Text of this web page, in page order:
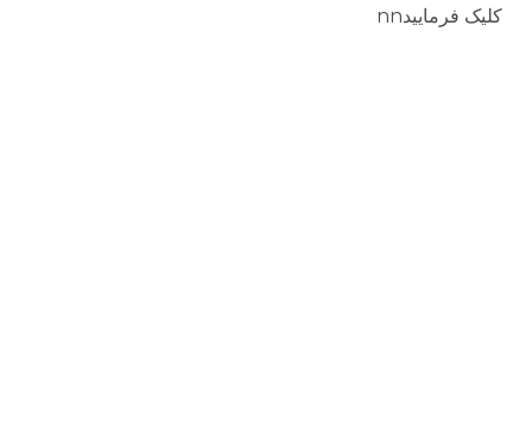
کلیک فرماییدnn